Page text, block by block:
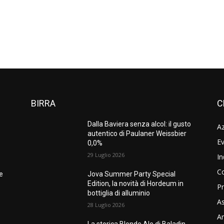
BIRRA
Dalla Baviera senza alcol: il gusto
autentico di Paulaner Weissbier
0,0%
29 Luglio 2026
Jova Summer Party Special
Edition, la novità di Hordeum in
bottiglia di alluminio
28 Luglio 2026